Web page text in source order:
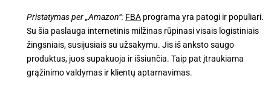
Pristatymas per „Amazon“: FBA programa yra patogi ir populiari.
Su šia paslauga internetinis milžinas rūpinasi visais logistiniais
žingsniais, susijusiais su užsakymu. Jis iš anksto saugo
produktus, juos supakuoja ir išsiunčia. Taip pat įtraukiama
grąžinimo valdymas ir klientų aptarnavimas.